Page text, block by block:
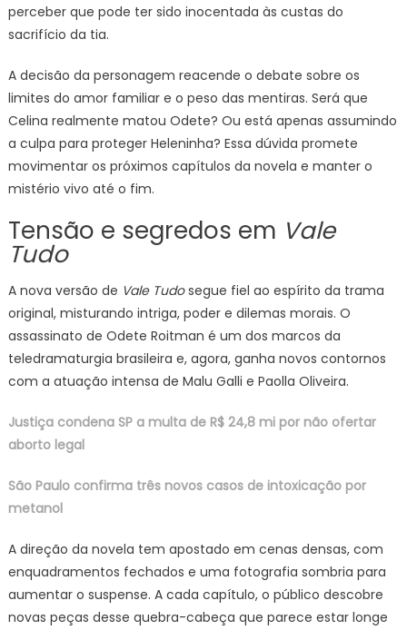
perceber que pode ter sido inocentada às custas do
sacrifício da tia.
A decisão da personagem reacende o debate sobre os
limites do amor familiar e o peso das mentiras. Será que
Celina realmente matou Odete? Ou está apenas assumindo
a culpa para proteger Heleninha? Essa dúvida promete
movimentar os próximos capítulos da novela e manter o
mistério vivo até o fim.
Tensão e segredos em Vale
Tudo
A nova versão de Vale Tudosegue fiel ao espírito da trama
original, misturando intriga, poder e dilemas morais. O
assassinato de Odete Roitman é um dos marcos da
teledramaturgia brasileira e, agora, ganha novos contornos
com a atuação intensa de Malu Galli e Paolla Oliveira.
Justiça condena SP a multa de R$ 24,8 mi por não ofertar
aborto legal
São Paulo confirma três novos casos de intoxicação por
metanol
A direção da novela tem apostado em cenas densas, com
enquadramentos fechados e uma fotografia sombria para
aumentar o suspense. A cada capítulo, o público descobre
novas peças desse quebra-cabeça que parece estar longe